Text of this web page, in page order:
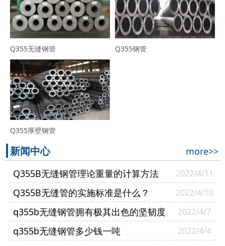
Q355无缝钢管 Q355钢管
Q355厚壁钢管
新闻中心
more>>
Q355B无缝钢管理论重量的计算方法
2022/4/11
Q355B无缝管的实施标准是什么？ 2022/4/10
q355b无缝钢管拥有极其出色的坚韧度 2022/4/7
q355b无缝钢管多少钱一吨 2022/4/4